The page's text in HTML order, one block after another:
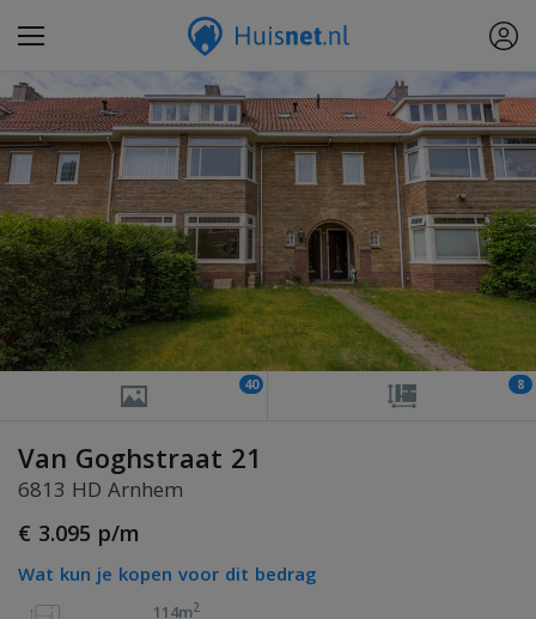
40 8
Van Goghstraat 21
6813 HD Arnhem
€ 3.095 p/m
Wat kun je kopen voor dit bedrag
114m2